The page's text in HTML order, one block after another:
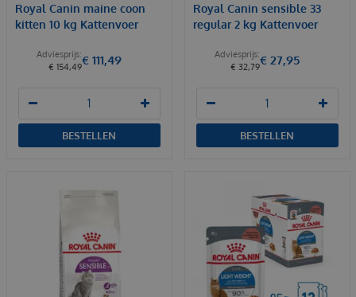
Royal Canin maine coon
kitten 10 kg Kattenvoer
€ 154,49€ 111,49
BESTELLEN
Royal Canin sensible 33
regular 2 kg Kattenvoer
€ 32,79€ 27,95
BESTELLEN